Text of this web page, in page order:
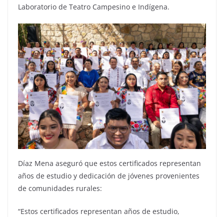
Laboratorio de Teatro Campesino e Indígena.
Díaz Mena aseguró que estos certificados representan
años de estudio y dedicación de jóvenes provenientes
de comunidades rurales:
“Estos certificados representan años de estudio,